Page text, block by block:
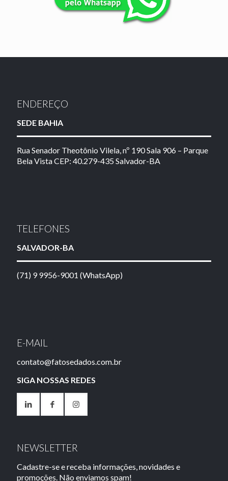
ENDEREÇO
SEDE BAHIA
Rua Senador Theotônio Vilela, nº 190 Sala 906 – Parque
Bela Vista CEP: 40.279-435 Salvador-BA
TELEFONES
SALVADOR-BA
(71) 9 9956-9001 (WhatsApp)
E-MAIL
contato@fatosedados.com.br
SIGA NOSSAS REDES
NEWSLETTER
Cadastre-se e receba informações, novidades e
promoções. Não enviamos spam!